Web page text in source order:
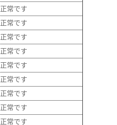
正常です
正常です
正常です
正常です
正常です
正常です
正常です
正常です
正常です